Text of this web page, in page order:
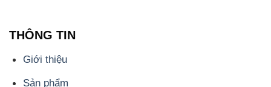
THÔNG TIN
Giới thiệu
Sản phẩm